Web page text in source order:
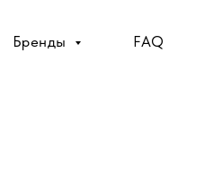
Бренды FAQ